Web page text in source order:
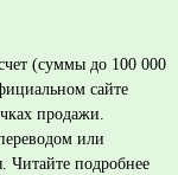
(суммы до 100 000
сайте
продажи.
или
Читайте подробнее